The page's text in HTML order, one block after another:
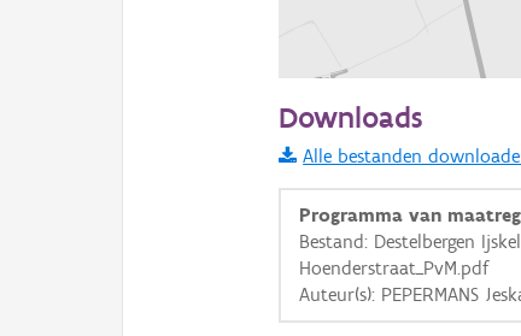
Informatie Vlaanderen
i
+ −
Downloads
Alle bestanden
Programma van
Bestand: Destelbergen
Hoenderstraat_PvM.pdf
Auteur(s): PEPERMANS